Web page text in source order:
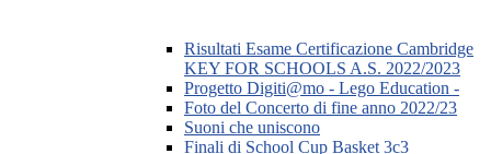
Risultati Esame Certificazione Cambridge
KEY FOR SCHOOLS A.S. 2022/2023
Progetto Digiti@mo - Lego Education -
Foto del Concerto di fine anno 2022/23
Suoni che uniscono
Finali di School Cup Basket 3c3